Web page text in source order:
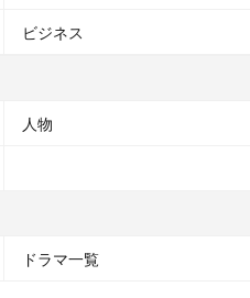
ビジネス
人物
ドラマ一覧